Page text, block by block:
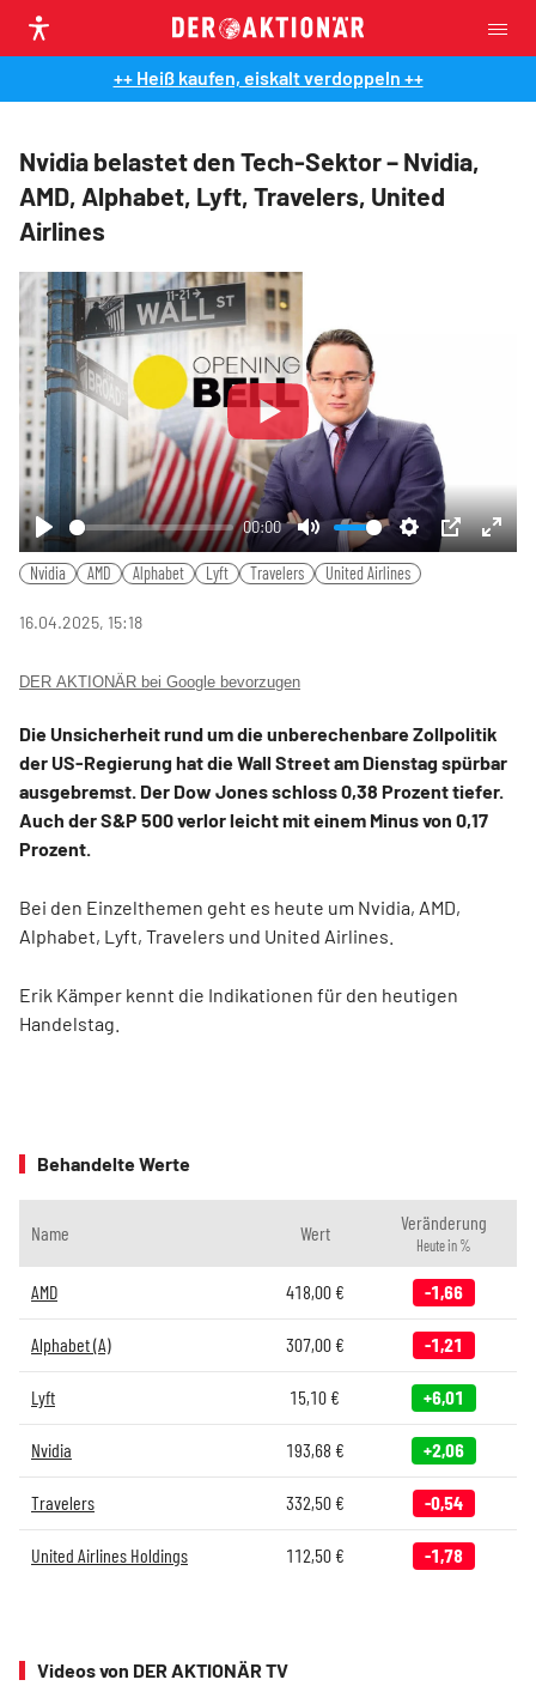
++ Heiß kaufen, eiskalt verdoppeln ++
Nvidia belastet den Tech-Sektor – Nvidia,
AMD, Alphabet, Lyft, Travelers, United
Airlines
Play
00:00
Mute Settings
PIP
Nvidia AMD Alphabet Lyft Travelers United Airlines
16.04.2025, 15:18
DER AKTIONÄR bei Google bevorzugen
Die Unsicherheit rund um die unberechenbare Zollpolitik
der US-Regierung hat die Wall Street am Dienstag spürbar
ausgebremst. Der Dow Jones schloss 0,38 Prozent tiefer.
Auch der S&P 500 verlor leicht mit einem Minus von 0,17
Prozent.
Bei den Einzelthemen geht es heute um Nvidia, AMD,
Alphabet, Lyft, Travelers und United Airlines.
Erik Kämper kennt die Indikationen für den heutigen
Handelstag.
Behandelte Werte
Name Wert Veränderung
Heute in %
AMD 418,00€ -1,66
Alphabet (A) 307,00€ -1,21
Lyft 15,10 € +6,01
Nvidia 193,68 € +2,06
Travelers 332,50€ -0,54
United Airlines Holdings 112,50€ -1,78
Videos von DER AKTIONÄR TV